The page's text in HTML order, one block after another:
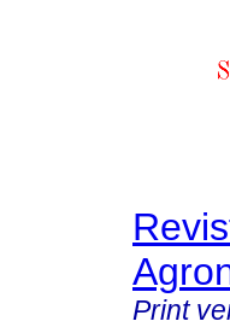
Print